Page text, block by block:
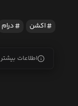
اکشن درام
اطلاعات بیشتر